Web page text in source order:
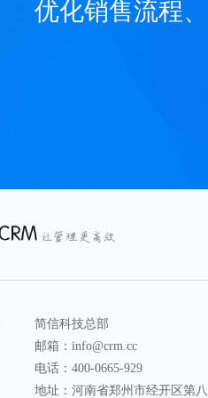
优化销售流程
简信科技总部
邮箱：info@crm.cc
电话：400-0665-929
地址：河南省郑州市经开区第